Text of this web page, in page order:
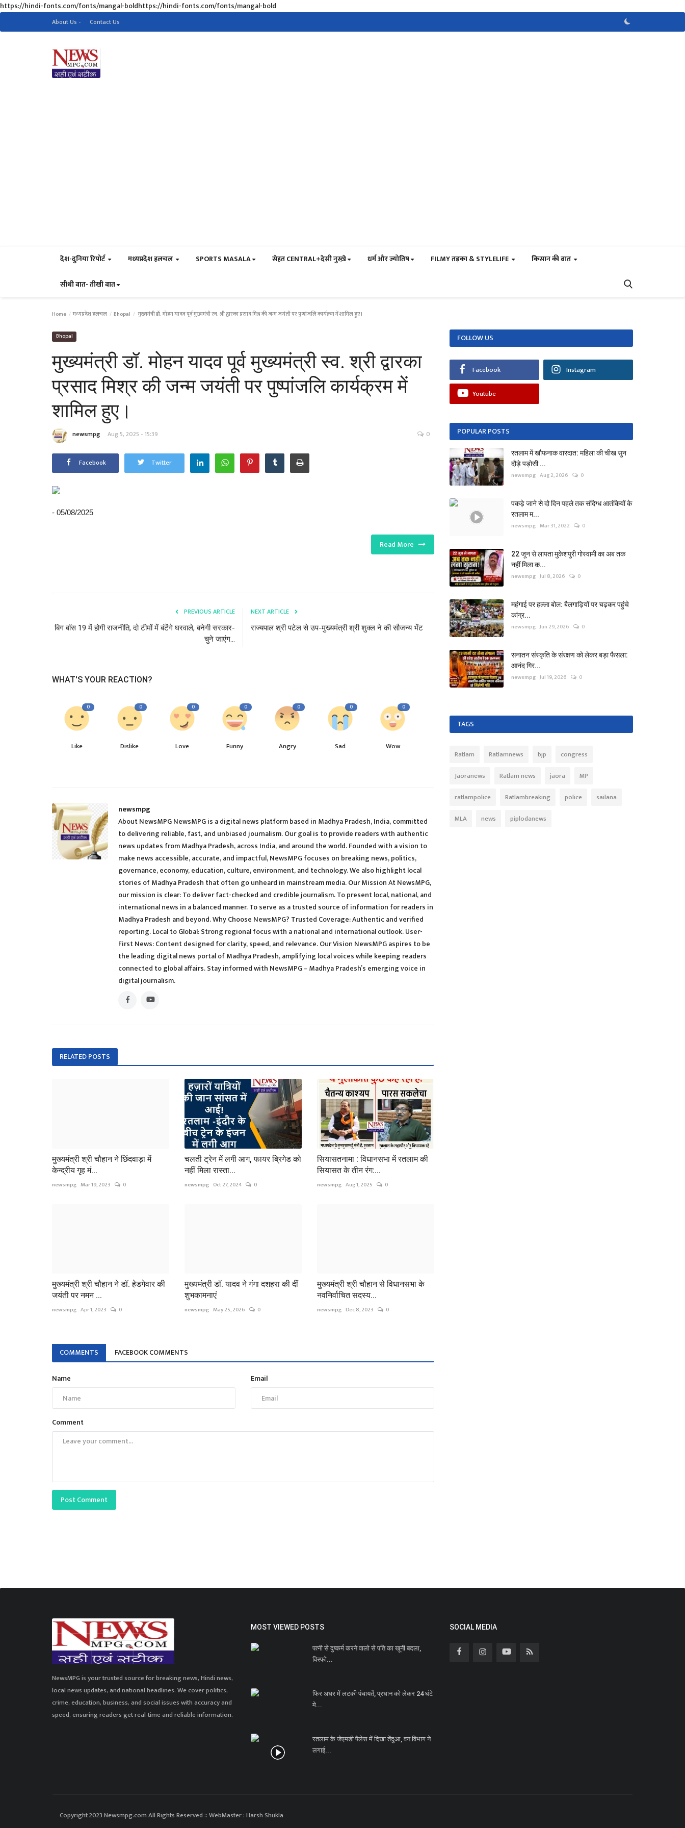
https://hindi-fonts.com/fonts/mangal-boldhttps://hindi-fonts.com/fonts/mangal-bold
About Us - Contact Us
देश-दुनिया रिपोर्ट मध्यप्रदेश हलचल SPORTS MASALA सेहत CENTRAL+देसी नुस्ख़े धर्म और ज्योतिष FILMY तड़का & STYLELIFE किसान की बात
सीधी बात- तीखी बात
Home मध्यप्रदेश हलचल Bhopal मुख्यमंत्री डॉ. मोहन यादव पूर्व मुख्यमंत्री स्व. श्री द्वारका प्रसाद मिश्र की जन्म जयंती पर पुष्पांजलि कार्यक्रम में शामिल हुए।
Bhopal
मुख्यमंत्री डॉ. मोहन यादव पूर्व मुख्यमंत्री स्व. श्री द्वारका
प्रसाद मिश्र की जन्म जयंती पर पुष्पांजलि कार्यक्रम में
शामिल हुए।
newsmpg Aug 5, 2025 - 15:39 0
Facebook Twitter
- 05/08/2025
Read More
PREVIOUS ARTICLE
बिग बॉस 19 में होगी राजनीति, दो टीमों में बंटेंगे घरवाले, बनेगी सरकार-
चुने जाएंग...
NEXT ARTICLE
राज्यपाल श्री पटेल से उप-मुख्यमंत्री श्री शुक्ल ने की सौजन्य भेंट
WHAT'S YOUR REACTION?
0
Like
0
Dislike
0
Love
0
Funny
0
Angry
0
Sad
0
Wow
newsmpg
About NewsMPG NewsMPG is a digital news platform based in Madhya Pradesh, India, committed
to delivering reliable, fast, and unbiased journalism. Our goal is to provide readers with authentic
news updates from Madhya Pradesh, across India, and around the world. Founded with a vision to
make news accessible, accurate, and impactful, NewsMPG focuses on breaking news, politics,
governance, economy, education, culture, environment, and technology. We also highlight local
stories of Madhya Pradesh that often go unheard in mainstream media. Our Mission At NewsMPG,
our mission is clear: To deliver fact-checked and credible journalism. To present local, national, and
international news in a balanced manner. To serve as a trusted source of information for readers in
Madhya Pradesh and beyond. Why Choose NewsMPG? Trusted Coverage: Authentic and verified
reporting. Local to Global: Strong regional focus with a national and international outlook. User-
First News: Content designed for clarity, speed, and relevance. Our Vision NewsMPG aspires to be
the leading digital news portal of Madhya Pradesh, amplifying local voices while keeping readers
connected to global affairs. Stay informed with NewsMPG – Madhya Pradesh’s emerging voice in
digital journalism.
RELATED POSTS
मुख्यमंत्री श्री चौहान ने छिंदवाड़ा में
केन्द्रीय गृह मं...
newsmpg Mar 19, 2023 0
चलती ट्रेन में लगी आग, फायर ब्रिगेड को
नहीं मिला रास्ता...
newsmpg Oct 27, 2024 0
सियासतनामा : विधानसभा में रतलाम की
सियासत के तीन रंग:...
newsmpg Aug 1, 2025 0
मुख्यमंत्री श्री चौहान ने डॉ. हेडगेवार की
जयंती पर नमन ...
newsmpg Apr 1, 2023 0
मुख्यमंत्री डॉ. यादव ने गंगा दशहरा की दीं
शुभकामनाएं
newsmpg May 25, 2026 0
मुख्यमंत्री श्री चौहान से विधानसभा के
नवनिर्वाचित सदस्य...
newsmpg Dec 8, 2023 0
COMMENTS FACEBOOK COMMENTS
Name Email
Comment
Post Comment
FOLLOW US
Facebook Instagram
Youtube
POPULAR POSTS
रतलाम में खौफनाक वारदात: महिला की चीख सुन
दौड़े पड़ोसी ...
newsmpg Aug 2, 2026 0
पकड़े जाने से दो दिन पहले तक संदिग्ध आतंकियों के
रतलाम म...
newsmpg Mar 31, 2022 0
22 जून से लापता मुकेशपुरी गोस्वामी का अब तक
नहीं मिला क...
newsmpg Jul 8, 2026 0
महंगाई पर हल्ला बोल: बैलगाड़ियों पर चढ़कर पहुंचे
कांग्र...
newsmpg Jun 29, 2026 0
सनातन संस्कृति के संरक्षण को लेकर बड़ा फैसला:
आनंद गिर...
newsmpg Jul 19, 2026 0
TAGS
Ratlam Ratlamnews bjp
congress
Jaoranews
Ratlam news jaora
MP
ratlampolice
Ratlambreaking police
sailana
MLA
news piplodanews
NewsMPG is your trusted source for breaking news, Hindi news,
local news updates, and national headlines. We cover politics,
crime, education, business, and social issues with accuracy and
speed, ensuring readers get real-time and reliable information.
MOST VIEWED POSTS
पत्नी से दुष्कर्म करने वालो से पति का खूनी बदला,
विस्फो...
फिर अधर में लटकी पंचायतें, प्रधान को लेकर 24 घंटे
मे...
रतलाम के जेएमडी पैलेस में दिखा तेंदुआ, वन विभाग ने
लगाई...
SOCIAL MEDIA
Copyright 2023 Newsmpg.com All Rights Reserved :: WebMaster : Harsh Shukla